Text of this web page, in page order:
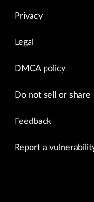
Privacy
Legal
DMCA policy
Do not sell or
Feedback
Report a